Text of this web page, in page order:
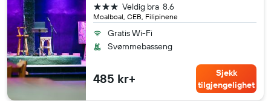
Moalboal, CEB, Filipinene
8.6
Veldig bra
3 stjerner
Gratis Wi-Fi
Svømmebasseng
485 kr+
Sjekk
tilgjengelighet